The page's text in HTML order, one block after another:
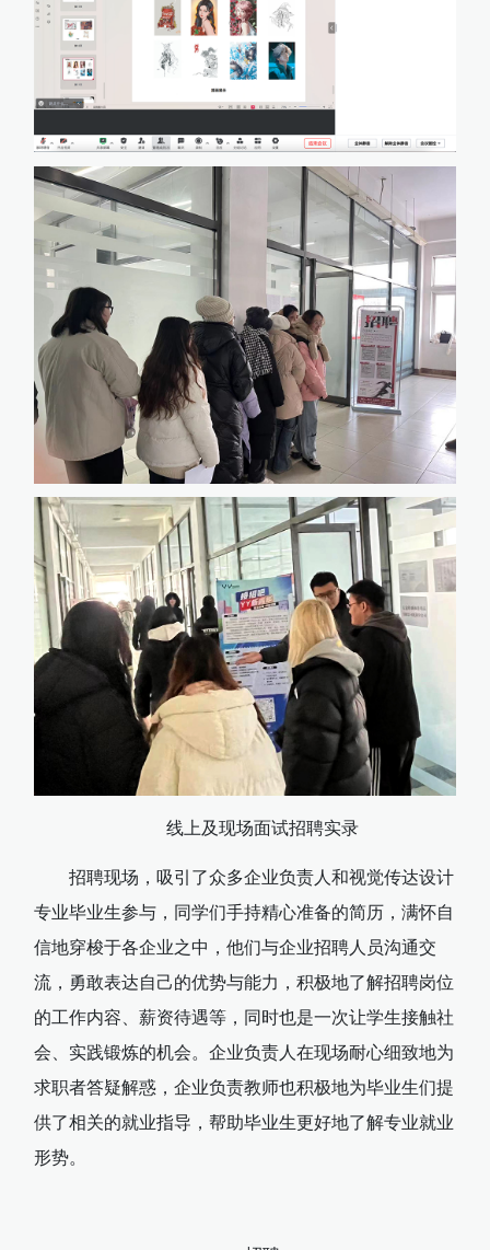
线上及现场面试招聘实录
招聘现场，吸引了众多企业负责人和视觉传达设计
专业毕业生参与，同学们手持精心准备的简历，满怀自
信地穿梭于各企业之中，他们与企业招聘人员沟通交
流，勇敢表达自己的优势与能力，积极地了解招聘岗位
的工作内容、薪资待遇等，同时也是一次让学生接触社
会、实践锻炼的机会。企业负责人在现场耐心细致地为
求职者答疑解惑，企业负责教师也积极地为毕业生们提
供了相关的就业指导，帮助毕业生更好地了解专业就业
形势。